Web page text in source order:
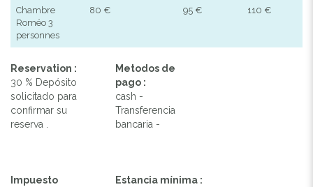
Chambre
Roméo 3
personnes
80 € 95 € 110 €
Reservation :
30 % Depósito
solicitado para
confirmar su
reserva .
Metodos de
pago :
cash -
Transferencia
bancaria -
Impuesto
Estancia mínima :